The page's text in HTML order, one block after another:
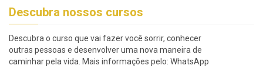
Descubra nossos cursos
Descubra o curso que vai fazer você sorrir, conhecer
outras pessoas e desenvolver uma nova maneira de
caminhar pela vida. Mais informações pelo: WhatsApp